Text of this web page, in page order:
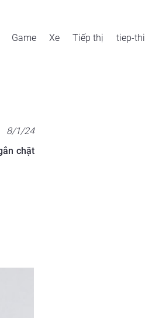
Game Xe Tiếp thị tiep-thi
8/1/24
chặt